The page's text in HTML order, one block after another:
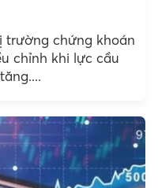
trường chứng khoán
chỉnh khi lực cầu